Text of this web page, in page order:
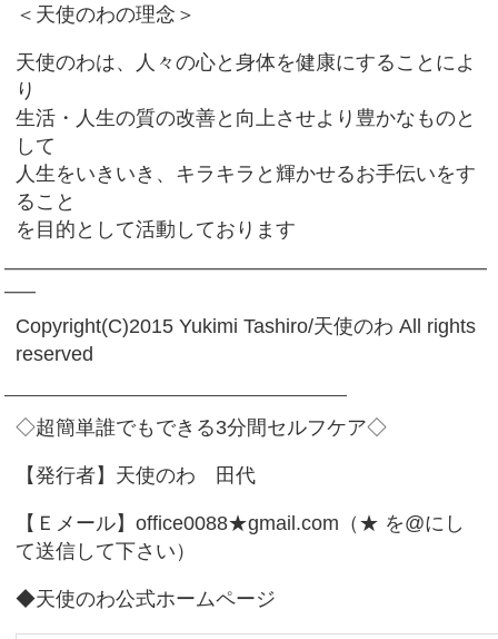
＜天使のわの理念＞
天使のわは、人々の心と身体を健康にすることによ
り
生活・人生の質の改善と向上させより豊かなものと
して
人生をいきいき、キラキラと輝かせるお手伝いをす
ること
を目的として活動しております
━━━━━━━━━━━━━━━━━━━━━━━━━━━━━━━
━━
Copyright(C)2015 Yukimi Tashiro/天使のわ All rights
reserved
——————————————————————
◇超簡単誰でもできる3分間セルフケア◇
【発行者】天使のわ 田代
【Ｅメール】office0088★gmail.com（★ を@にし
て送信して下さい）
◆天使のわ公式ホームページ